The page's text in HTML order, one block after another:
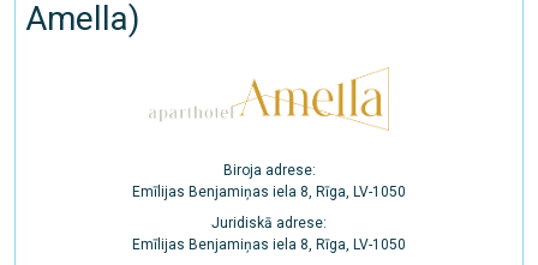
Amella)
Biroja adrese:
Emīlijas Benjamiņas iela 8, Rīga, LV-1050
Juridiskā adrese:
Emīlijas Benjamiņas iela 8, Rīga, LV-1050